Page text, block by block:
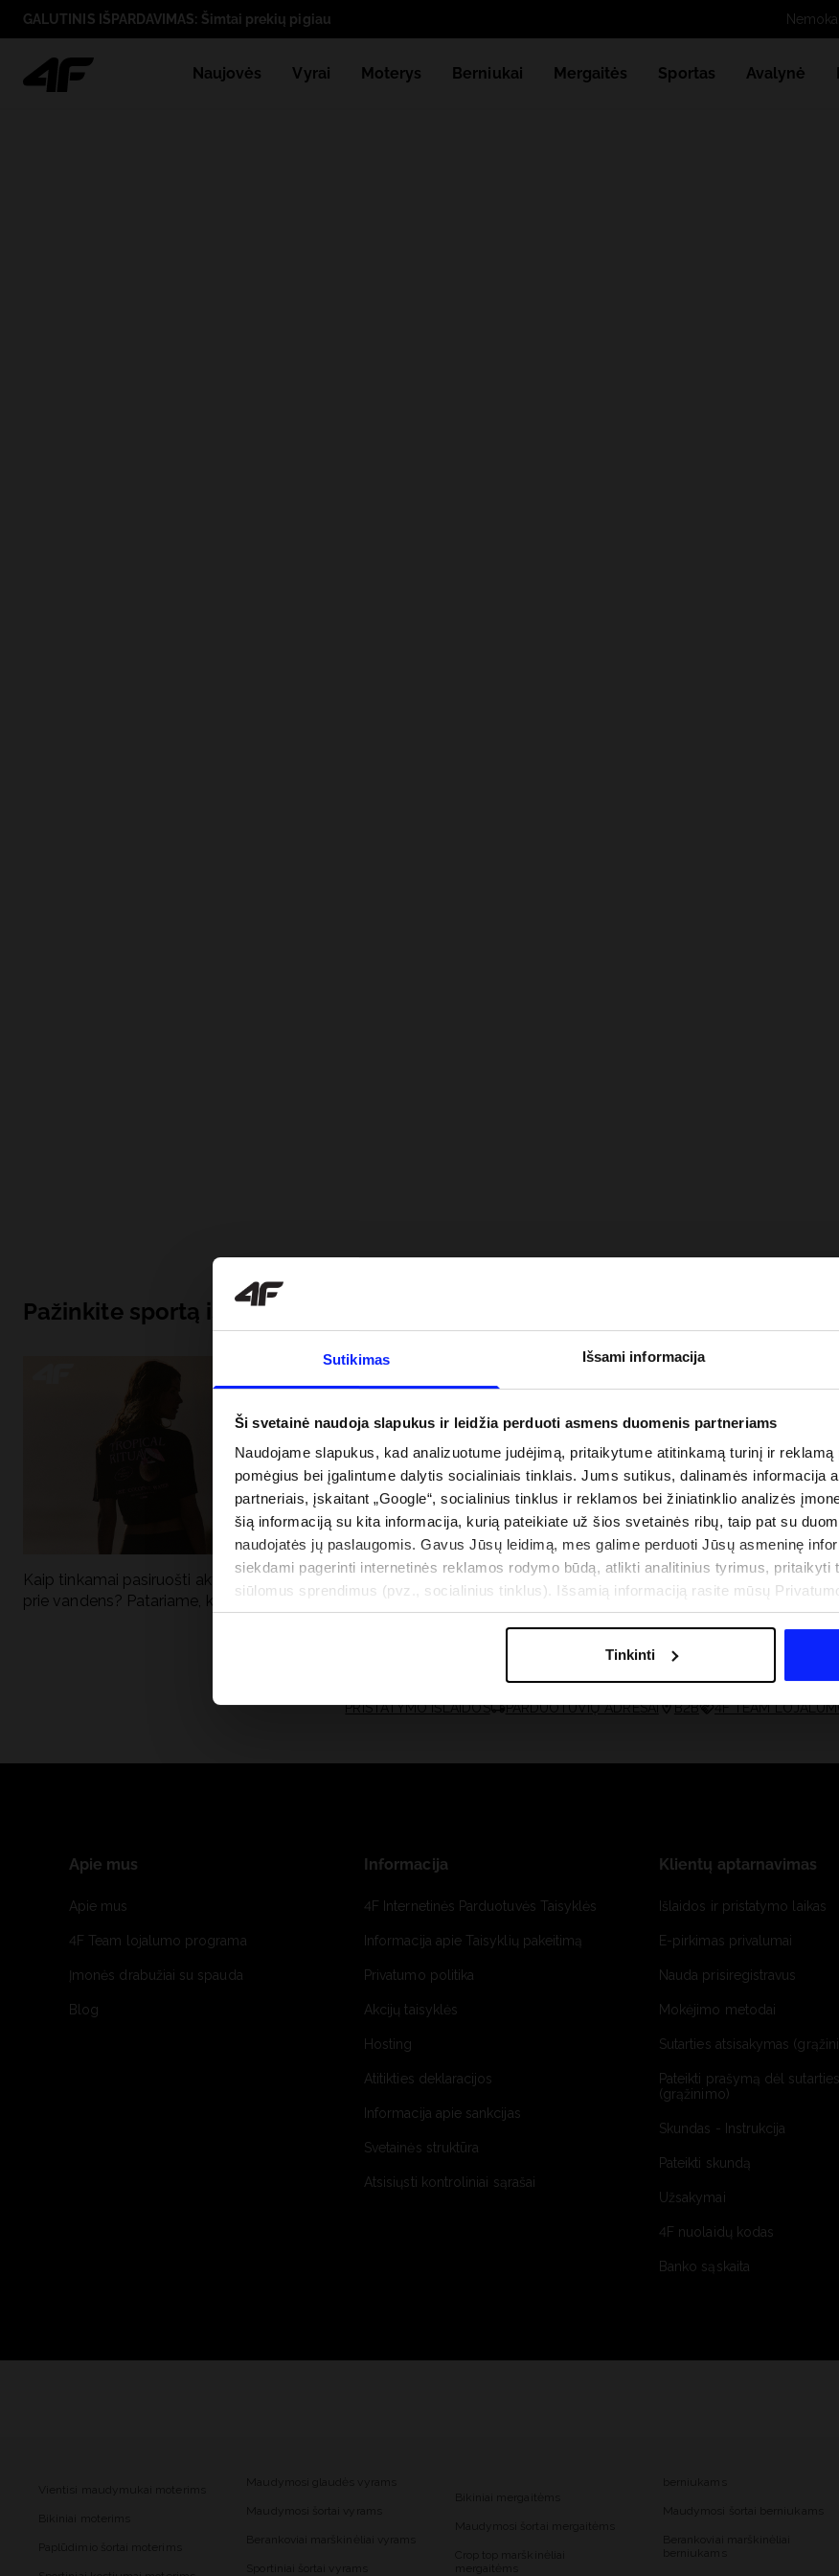
Sutikimas Išsami informacija
Ši svetainė naudoja slapukus ir leidžia perduoti asmens duomenis partneriams
Naudojame slapukus, kad analizuotume judėjimą, pritaikytume atitinkamą turinį ir
pomėgius bei įgalintume dalytis socialiniais tinklais. Jums sutikus, dalinamės informacija
partneriais, įskaitant „Google“, socialinius tinklus ir reklamos bei žiniatinklio analizės
šią informaciją su kita informacija, kurią pateikiate už šios svetainės ribų, taip pat su
naudojatės jų paslaugomis. Gavus Jūsų leidimą, mes galime perduoti Jūsų asmeninę
siekdami pagerinti internetinės reklamos rodymo būdą, atlikti analitinius tyrimus, pritaikyti
siūlomus sprendimus (pvz., socialinius tinklus). Išsamią informaciją rasite mūsų
informacija“.
Tinkinti
GALUTINIS IŠPARDAVIMAS: Šimtai prekių pigiau
Naujovės Vyrai Moterys Berniukai Mergaitės Sportas Avalynė
Pažinkite sportą iš pagrindų
Kaip tinkamai pasiruošti aktyviai dienai
prie vandens? Patariame, ką susidėti
Kodėl apsauga nuo UV spindulių prie
vandens turėtų būti dviguba: UPF
Naujoji 4F teniso ir padelio
Sportinis funkcionalumas susitinka
PRISTATYMO IŠLAIDOS PARDUOTUVIŲ ADRESAI B2B 4F TEAM
Apie mus
Apie mus
4F Team lojalumo programa
Įmonės drabužiai su spauda
Blog
Informacija
4F Internetinės Parduotuvės Taisyklės
Informacija apie Taisyklių pakeitimą
Privatumo politika
Akcijų taisyklės
Hosting
Atitikties deklaracijos
Informacija apie sankcijas
Svetainės struktūra
Atsisiųsti kontroliniai sąrašai
Klientų aptarnavimas
Išlaidos ir pristatymo laikas
E-pirkimas privalumai
Nauda prisiregistravus
Mokėjimo metodai
Sutarties atsisakymas
Pateikti prašymą dėl
(grąžinimo)
Skundas - Instrukcija
Pateikti skundą
Užsakymai
4F nuolaidų kodas
Banko sąskaita